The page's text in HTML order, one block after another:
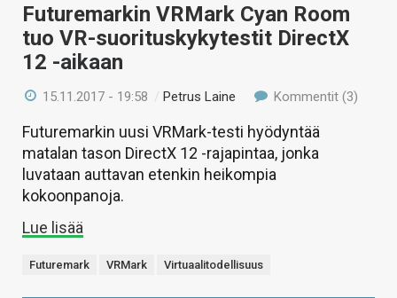
Futuremarkin VRMark Cyan Room
tuo VR-suorituskykytestit DirectX
12 -aikaan
15.11.2017 - 19:58 /Petrus Laine Kommentit (3)
Futuremarkin uusi VRMark-testi hyödyntää
matalan tason DirectX 12 -rajapintaa, jonka
luvataan auttavan etenkin heikompia
kokoonpanoja.
Lue lisää
Futuremark VRMark Virtuaalitodellisuus